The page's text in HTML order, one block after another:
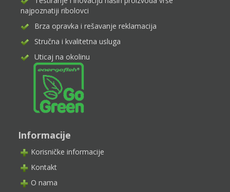
najpoznatiji ribolovci
Brza opravka i rešavanje reklamacija
Stručna i kvalitetna usluga
Uticaj na okolinu
Informacije
Korisničke informacije
Kontakt
O nama